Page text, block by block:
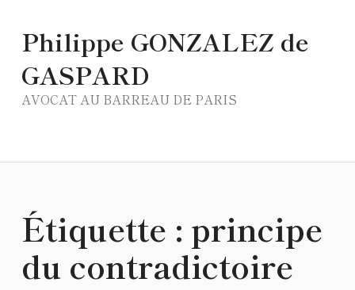
Philippe GONZALEZ de
GASPARD
AVOCAT AU BARREAU DE PARIS
Étiquette : principe
du contradictoire